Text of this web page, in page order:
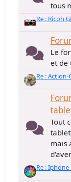
tous
Re : Ricoh
Le
et de
Re :
Tout
mais
Re :